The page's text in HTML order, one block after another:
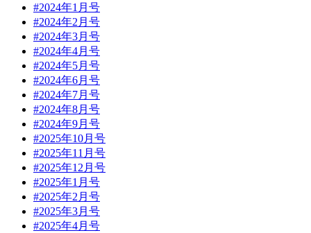
#2024年1月号
#2024年2月号
#2024年3月号
#2024年4月号
#2024年5月号
#2024年6月号
#2024年7月号
#2024年8月号
#2024年9月号
#2025年10月号
#2025年11月号
#2025年12月号
#2025年1月号
#2025年2月号
#2025年3月号
#2025年4月号